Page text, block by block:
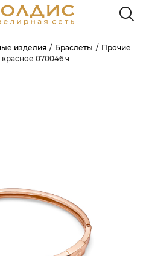
изделия Браслеты
Прочие
070046 ч